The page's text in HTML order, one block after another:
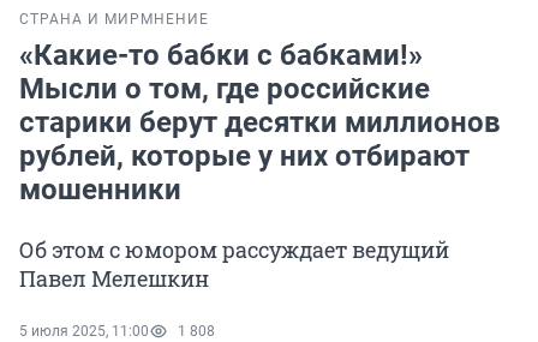
СТРАНА И МИР МНЕНИЕ
«Какие-то бабки с бабками!»
Мысли о том, где российские
старики берут десятки миллионов
рублей, которые у них отбирают
мошенники
Об этом с юмором рассуждает ведущий
Павел Мелешкин
5 июля 2025, 11:00 1 808